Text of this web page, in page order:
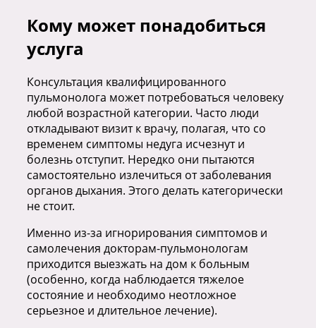
Кому может понадобиться
услуга
Консультация квалифицированного
пульмонолога может потребоваться человеку
любой возрастной категории. Часто люди
откладывают визит к врачу, полагая, что со
временем симптомы недуга исчезнут и
болезнь отступит. Нередко они пытаются
самостоятельно излечиться от заболевания
органов дыхания. Этого делать категорически
не стоит.
Именно из-за игнорирования симптомов и
самолечения докторам-пульмонологам
приходится выезжать на дом к больным
(особенно, когда наблюдается тяжелое
состояние и необходимо неотложное
серьезное и длительное лечение).